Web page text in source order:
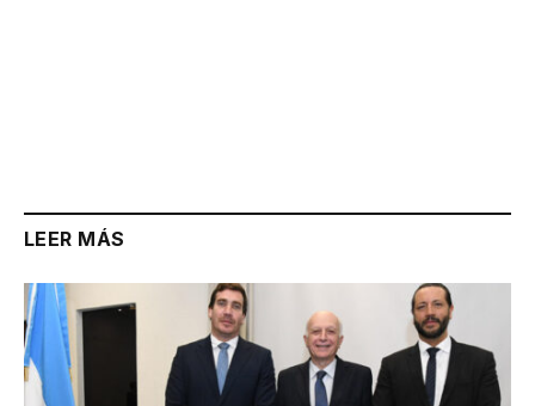
LEER MÁS